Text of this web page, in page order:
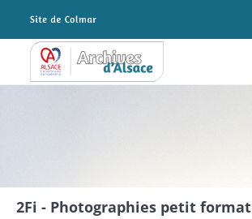
Archives Alsace - Colmar
2Fi - Photographies petit format